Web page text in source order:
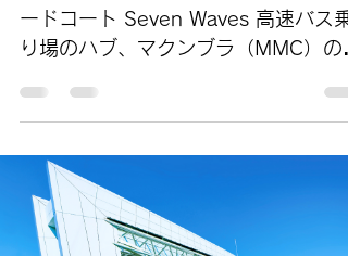
ードコート Seven Waves 高速バス乗
り場のハブ、マクンブラ（MMC）の
ーカル向けのキオスク的売店があ
り、...